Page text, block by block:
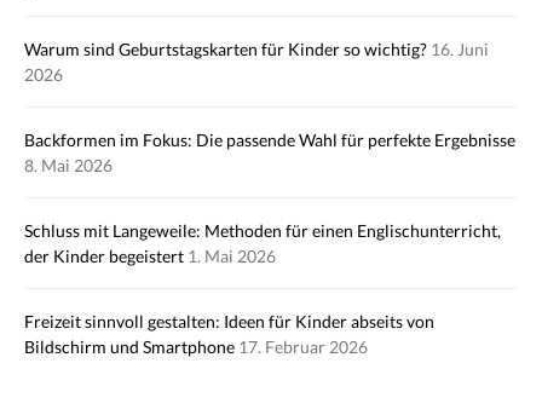
Warum sind Geburtstagskarten für Kinder so wichtig? 16. Juni
2026
Backformen im Fokus: Die passende Wahl für perfekte Ergebnisse
8. Mai 2026
Schluss mit Langeweile: Methoden für einen Englischunterricht,
der Kinder begeistert 1. Mai 2026
Freizeit sinnvoll gestalten: Ideen für Kinder abseits von
Bildschirm und Smartphone 17. Februar 2026